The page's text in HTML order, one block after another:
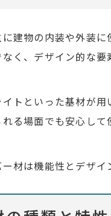
建物の内装や外装
く、デザイン的な
トといった基材が
る場面でも安心し
材は機能性とデザ